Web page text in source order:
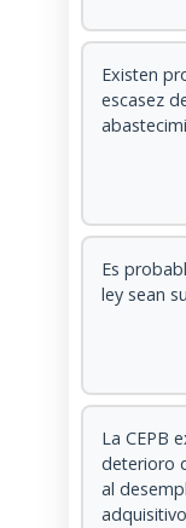
Existen
escasez
Es
ley sean
La CEPB
deterioro
al